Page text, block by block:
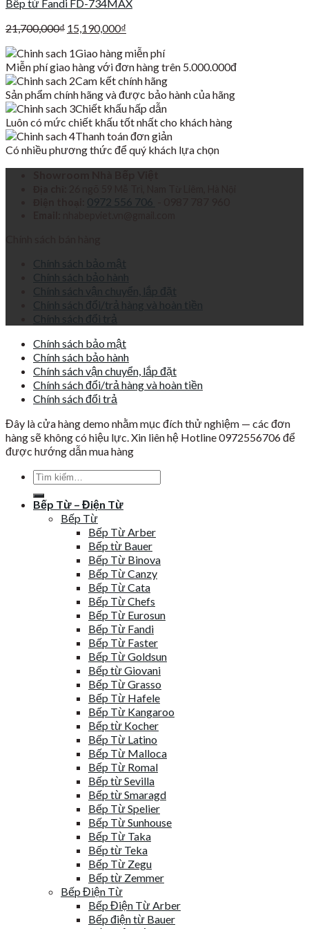
Bếp từ Fandi FD-734MAX
21,700,000₫ Giá
là:
21,700,000₫.
15,190,000₫
tại
là:
15,190,000₫.
Giao hàng miễn phí
Miễn phí giao hàng với đơn hàng trên 5.000.000đ
Cam kết chính hãng
Sản phẩm chính hãng và được bảo hành của hãng
Chiết khấu hấp dẫn
Luôn có mức chiết khấu tốt nhất cho khách hàng
Thanh toán đơn giản
Có nhiều phương thức để quý khách lựa chọn
0972 556 706
Chính sách bảo mật
Chính sách bảo hành
Chính sách vận chuyển, lắp đặt
Chính sách đổi/trả hàng và hoàn tiền
Chính sách đổi trả
Chính sách bảo mật
Chính sách bảo hành
Chính sách vận chuyển, lắp đặt
Chính sách đổi/trả hàng và hoàn tiền
Chính sách đổi trả
Đây là cửa hàng demo nhằm mục đích thử nghiệm — các đơn
hàng sẽ không có hiệu lực. Xin liên hệ Hotline 0972556706 để
được hướng dẫn mua hàng
Tìm
kiếm:
Bếp Từ – Điện Từ
Bếp Từ
Bếp Từ Arber
Bếp từ Bauer
Bếp Từ Binova
Bếp Từ Canzy
Bếp Từ Cata
Bếp Từ Chefs
Bếp Từ Eurosun
Bếp Từ Fandi
Bếp Từ Faster
Bếp Từ Goldsun
Bếp từ Giovani
Bếp Từ Grasso
Bếp Từ Hafele
Bếp Từ Kangaroo
Bếp từ Kocher
Bếp Từ Latino
Bếp Từ Malloca
Bếp Từ Romal
Bếp từ Sevilla
Bếp từ Smaragd
Bếp Từ Spelier
Bếp Từ Sunhouse
Bếp Từ Taka
Bếp từ Teka
Bếp Từ Zegu
Bếp từ Zemmer
Bếp Điện Từ
Bếp Điện Từ Arber
Bếp điện từ Bauer